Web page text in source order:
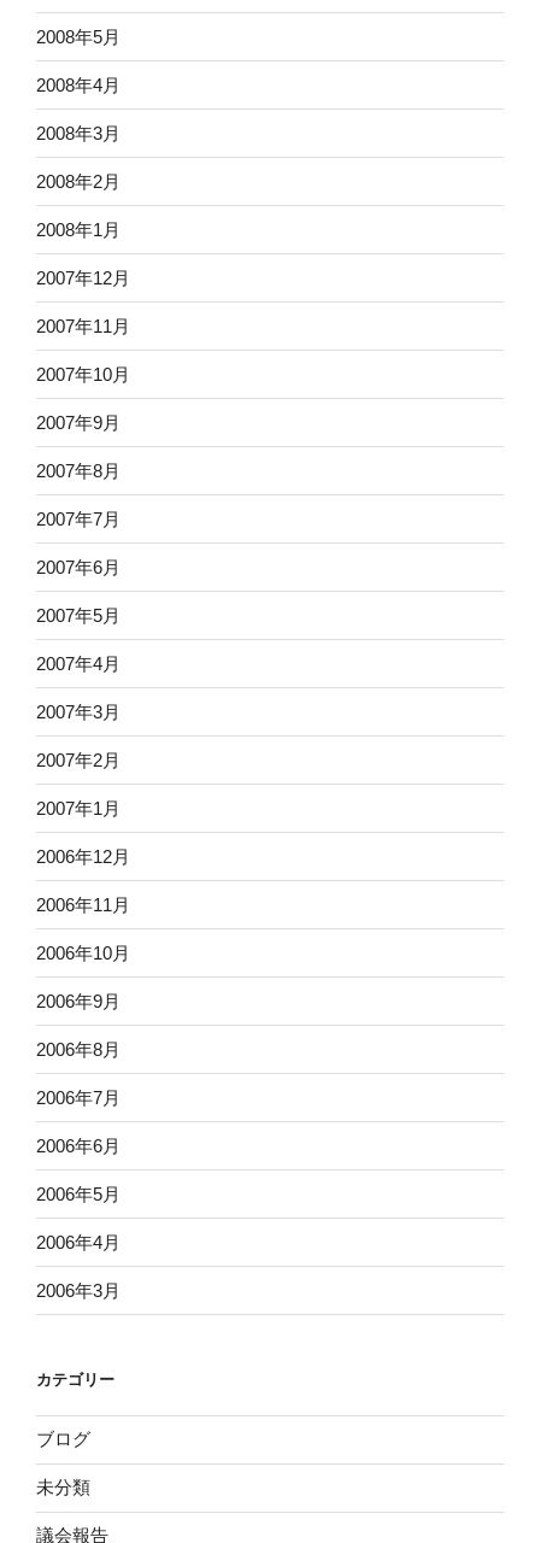
2008年5月
2008年4月
2008年3月
2008年2月
2008年1月
2007年12月
2007年11月
2007年10月
2007年9月
2007年8月
2007年7月
2007年6月
2007年5月
2007年4月
2007年3月
2007年2月
2007年1月
2006年12月
2006年11月
2006年10月
2006年9月
2006年8月
2006年7月
2006年6月
2006年5月
2006年4月
2006年3月
カテゴリー
ブログ
未分類
議会報告